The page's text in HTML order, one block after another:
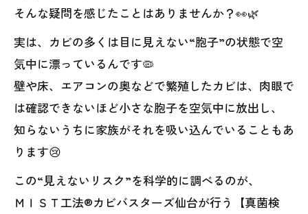
そんな疑問を感じたことはありませんか？👀🌿
実は、カビの多くは目に見えない“胞子”の状態で空
気中に漂っているんです🦠
壁や床、エアコンの奥などで繁殖したカビは、肉眼で
は確認できないほど小さな胞子を空気中に放出し、
知らないうちに家族がそれを吸い込んでいることもあ
ります😢
この“見えないリスク”を科学的に調べるのが、
ＭＩＳＴ工法®カビバスターズ仙台が行う【真菌検